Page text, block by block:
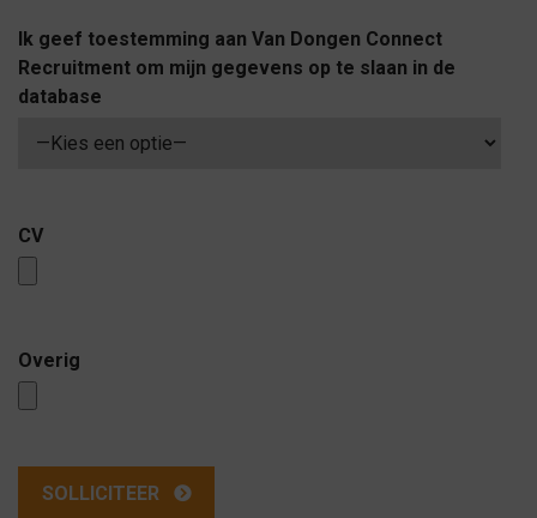
Ik geef toestemming aan Van Dongen Connect
Recruitment om mijn gegevens op te slaan in de
database
CV
Overig